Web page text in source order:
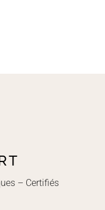
– Certifiés